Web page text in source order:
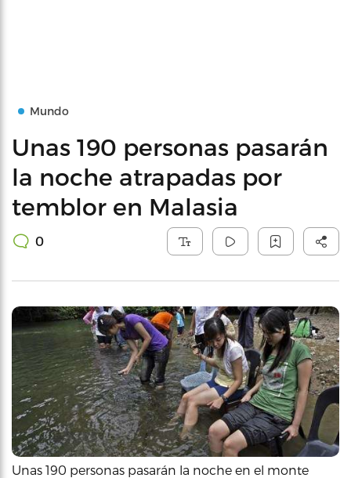
Mundo
Unas 190 personas pasarán
la noche atrapadas por
temblor en Malasia
0
Unas 190 personas pasarán la noche en el monte